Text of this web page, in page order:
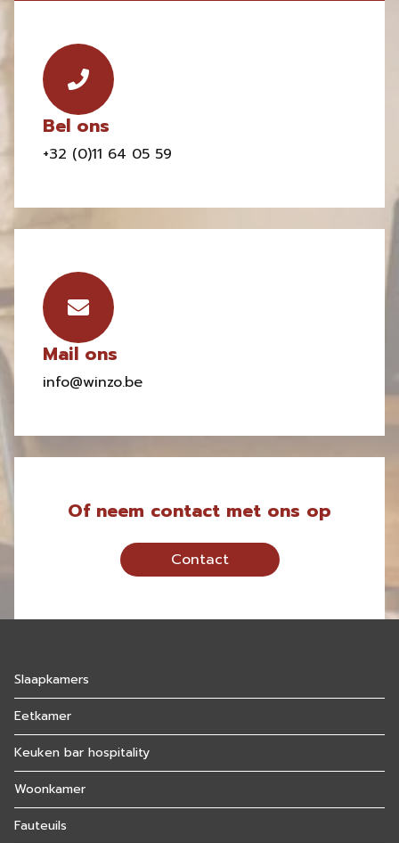
Bel ons
+32 (0)11 64 05 59
Mail ons
info@winzo.be
Of neem contact met ons op
Contact
Slaapkamers
Eetkamer
Keuken bar hospitality
Woonkamer
Fauteuils